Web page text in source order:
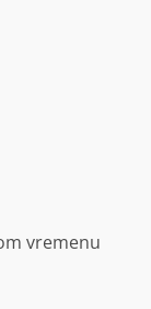
vremenu